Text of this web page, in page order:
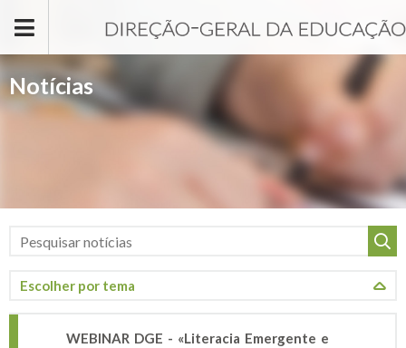
Notícias
WEBINAR DGE - «Literacia Emergente e